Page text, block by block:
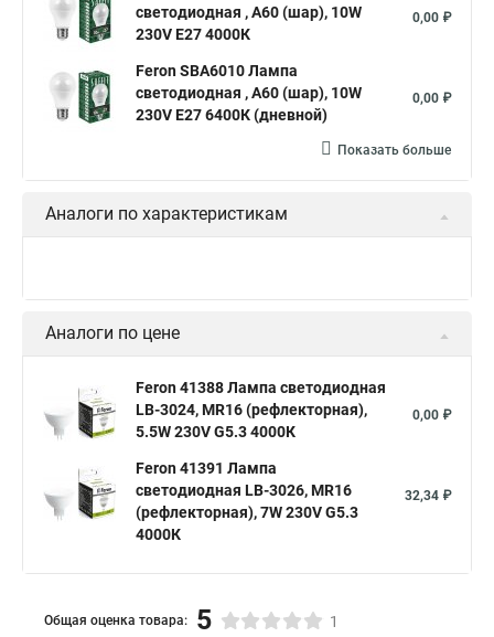
светодиодная , A60 (шар), 10W
230V E27 4000К
0,00 ₽
Feron SBA6010 Лампа
светодиодная , A60 (шар), 10W
230V E27 6400К (дневной)
0,00 ₽
Показать больше
Аналоги по характеристикам
Аналоги по цене
Feron 41388 Лампа светодиодная
LB-3024, MR16 (рефлекторная),
5.5W 230V G5.3 4000К
0,00 ₽
Feron 41391 Лампа
светодиодная LB-3026, MR16
(рефлекторная), 7W 230V G5.3
4000К
32,34 ₽
Общая оценка товара: 5 1